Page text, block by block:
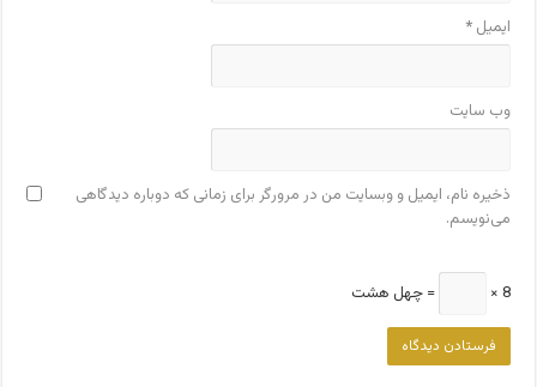
ایمیل*
وب‌ سایت
ذخیره نام، ایمیل و وبسایت من در مرورگر برای زمانی که دوباره دیدگاهی
می‌نویسم.
8 × = چهل هشت